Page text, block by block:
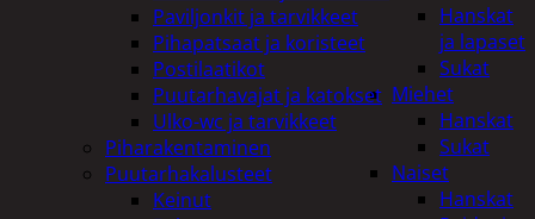
Hanskat
ja lapaset
Sukat
Miehet
Hanskat
Sukat
Naiset
Hanskat
Paviljonkit ja tarvikkeet
Pihapatsaat ja koristeet
Postilaatikot
Puutarhavajat ja katokset
Ulko-wc ja tarvikkeet
Piharakentaminen
Puutarhakalusteet
Keinut